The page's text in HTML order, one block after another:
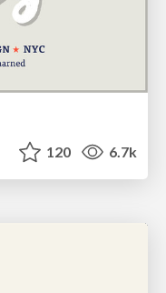
120 6.7k